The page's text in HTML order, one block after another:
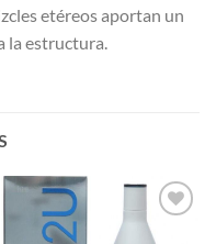
etéreos aportan un
la estructura.
AÑADIR